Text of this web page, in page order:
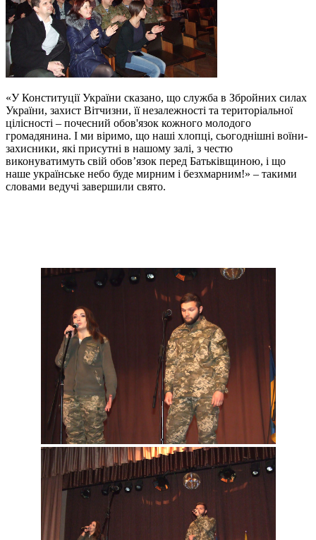
«У Конституції України сказано, що служба в Збройних силах
України, захист Вітчизни, її незалежності та територіальної
цілісності – почесний обов'язок кожного молодого
громадянина. І ми віримо, що наші хлопці, сьогоднішні воїни-
захисники, які присутні в нашому залі, з честю
виконуватимуть свій обов’язок перед Батьківщиною, і що
наше українське небо буде мирним і безхмарним!» – такими
словами ведучі завершили свято.